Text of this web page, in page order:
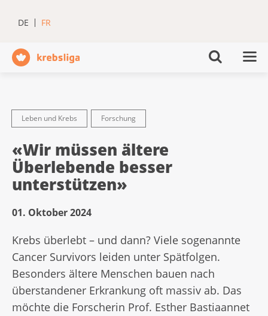
DE FR
Leben und Krebs Forschung
«Wir müssen ältere
Überlebende besser
unterstützen»
01. Oktober 2024
Krebs überlebt – und dann? Viele sogenannte
Cancer Survivors leiden unter Spätfolgen.
Besonders ältere Menschen bauen nach
überstandener Erkrankung oft massiv ab. Das
möchte die Forscherin Prof. Esther Bastiaannet